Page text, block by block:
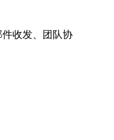
收发、团队协